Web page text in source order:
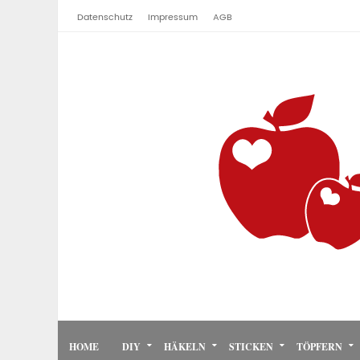
Datenschutz Impressum AGB
HOME DIY HÄKELN STICKEN TÖPFERN